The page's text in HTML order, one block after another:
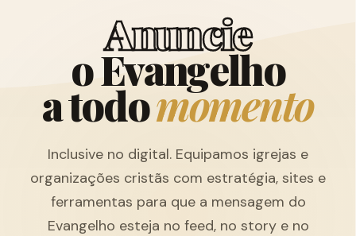
Anuncie
oEvangelho
atodomomento
Inclusive no digital. Equipamos igrejas e
organizações cristãs com estratégia, sites e
ferramentas para que a mensagem do
Evangelho esteja no feed, no story e no